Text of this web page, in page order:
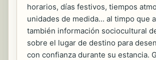
horarios, días festivos, tiempos
unidades de medida... al timpo que
también información sociocultural
sobre el lugar de destino para
con confianza durante su estancia.